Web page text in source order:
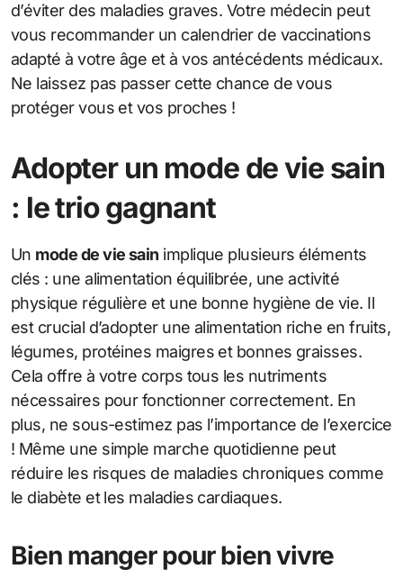
d’éviter des maladies graves. Votre médecin peut
vous recommander un calendrier de vaccinations
adapté à votre âge et à vos antécédents médicaux.
Ne laissez pas passer cette chance de vous
protéger vous et vos proches !
Adopter un mode de vie sain
: le trio gagnant
Un mode de vie sain implique plusieurs éléments
clés : une alimentation équilibrée, une activité
physique régulière et une bonne hygiène de vie. Il
est crucial d’adopter une alimentation riche en fruits,
légumes, protéines maigres et bonnes graisses.
Cela offre à votre corps tous les nutriments
nécessaires pour fonctionner correctement. En
plus, ne sous-estimez pas l’importance de l’exercice
! Même une simple marche quotidienne peut
réduire les risques de maladies chroniques comme
le diabète et les maladies cardiaques.
Bien manger pour bien vivre